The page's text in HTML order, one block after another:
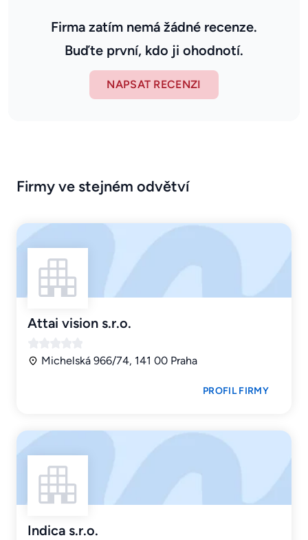
Firma zatím nemá žádné recenze.
Buďte první, kdo ji ohodnotí.
NAPSAT RECENZI
Firmy ve stejném odvětví
Attai vision s.r.o.
Michelská 966/74, 141 00 Praha
PROFIL FIRMY
Indica s.r.o.